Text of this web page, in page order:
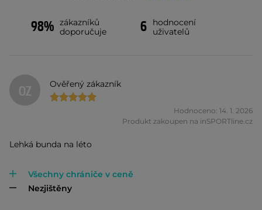
98% zákazníků
doporučuje
6
hodnocení
uživatelů
OZ Ověřený zákazník
Hodnoceno: 14. 1. 2026
Produkt zakoupen na inSPORTline.cz
Lehká bunda na léto
Všechny chrániče v ceně
Nezjištěny